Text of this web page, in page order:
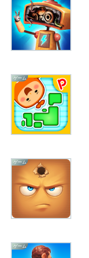
ゲーム
ゲーム
ゲーム